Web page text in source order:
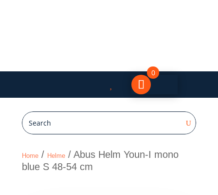
0
Home/ Helme/ Abus Helm Youn-I mono
blue S 48-54 cm